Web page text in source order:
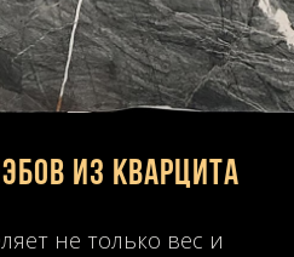
из кварцита
не только вес и